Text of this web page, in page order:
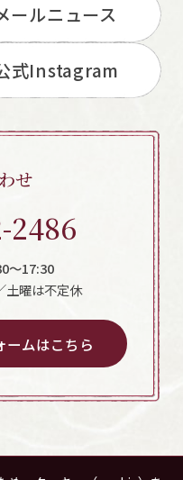
ールニュース
式Instagram
せ
2486
～17:30
土曜は不定休
ームはこちら